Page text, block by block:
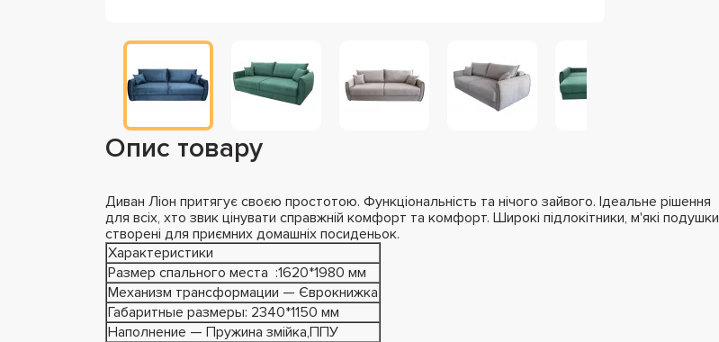
Опис товару
Диван Ліон притягує своєю простотою. Функціональність та нічого зайвого. Ідеальне рішення
для всіх, хто звик цінувати справжній комфорт та комфорт. Широкі підлокітники, м'які подушки
створені для приємних домашніх посиденьок.
Характеристики
Размер спального места :1620*1980 мм
Механизм трансформации — Єврокнижка
Габаритные размеры: 2340*1150 мм
Наполнение — Пружина змійка,ППУ